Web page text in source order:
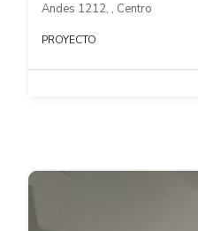
Andes 1212, , Centro
PROYECTO